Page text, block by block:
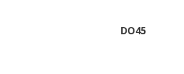
DO45